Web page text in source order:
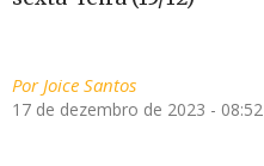
PorJoice Santos
17 de dezembro de 2023 - 08:52